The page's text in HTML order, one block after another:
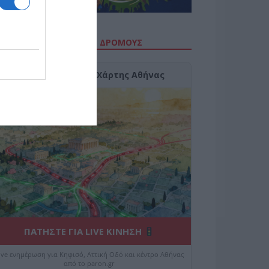
ΤΗΝ ΚΙΝΗΣΗ ΣΤΟΥΣ ΔΡΌΜΟΥΣ
Κίνηση Τώρα: Live Χάρτης Αθήνας
ΠΑΤΗΣΤΕ ΓΙΑ LIVE ΚΙΝΗΣΗ
ενημέρωση για Κηφισό, Αττική Οδό και κέντρο Αθήνας
από το paron.gr